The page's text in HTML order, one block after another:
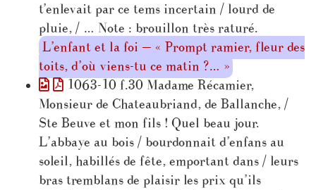
t’enlevait par ce tems incertain / lourd de
pluie, / … Note : brouillon très raturé.
L’enfant et la foi — « Prompt ramier, fleur des
toits, d’où viens-tu ce matin ?… »
1063-10 f.30 Madame Récamier,
Monsieur de Chateaubriand, de Ballanche, /
Ste Beuve et mon fils ! Quel beau jour.
L’abbaye au bois / bourdonnait d’enfans au
soleil, habillés de fête, emportant dans / leurs
bras tremblans de plaisir les prix qu’ils